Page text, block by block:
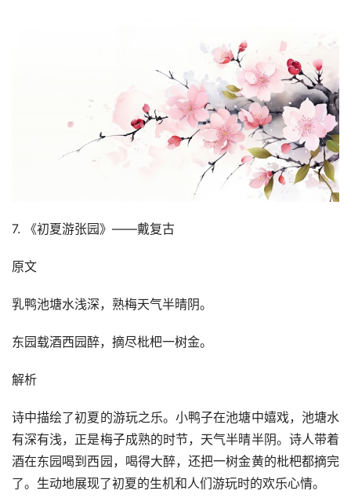
7. 《初夏游张园》——戴复古
原文
乳鸭池塘水浅深，熟梅天气半晴阴。
东园载酒西园醉，摘尽枇杷一树金。
解析
诗中描绘了初夏的游玩之乐。小鸭子在池塘中嬉戏，池塘水
有深有浅，正是梅子成熟的时节，天气半晴半阴。诗人带着
酒在东园喝到西园，喝得大醉，还把一树金黄的枇杷都摘完
了。生动地展现了初夏的生机和人们游玩时的欢乐心情。